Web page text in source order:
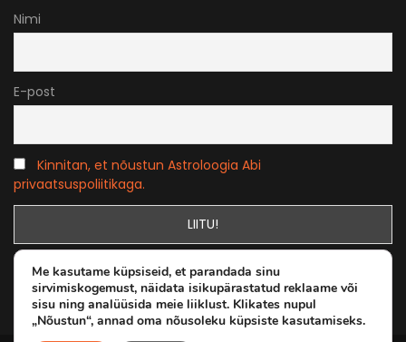
Nimi
E-post
Kinnitan, et nõustun Astroloogia Abi
privaatsuspoliitikaga.
Me kasutame küpsiseid, et parandada sinu
sirvimiskogemust, näidata isikupärastatud reklaame või
sisu ning analüüsida meie liiklust. Klikates nupul
„Nõustun“, annad oma nõusoleku küpsiste kasutamiseks.